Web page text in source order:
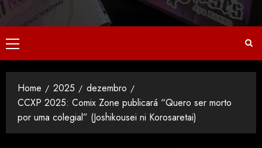
Home 2025
dezembro
CCXP 2025: Comix Zone publicará “Quero ser morto
por uma colegial” (Joshikousei ni Korosaretai)